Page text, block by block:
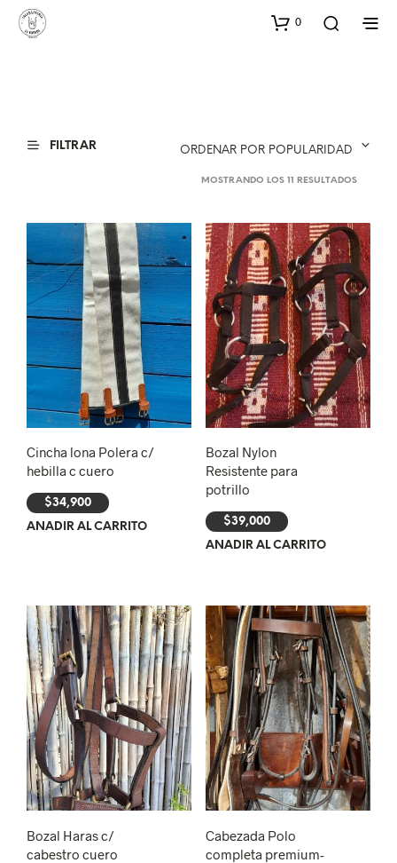
0
FILTRAR ORDENAR POR POPULARIDAD
MOSTRANDO LOS 11 RESULTADOS
Cincha lona Polera c/
hebilla c cuero
$34,900
AÑADIR AL CARRITO
Bozal Nylon
Resistente para
potrillo
$39,000
AÑADIR AL CARRITO
Bozal Haras c/
cabestro cuero
Cabezada Polo
completa premium-